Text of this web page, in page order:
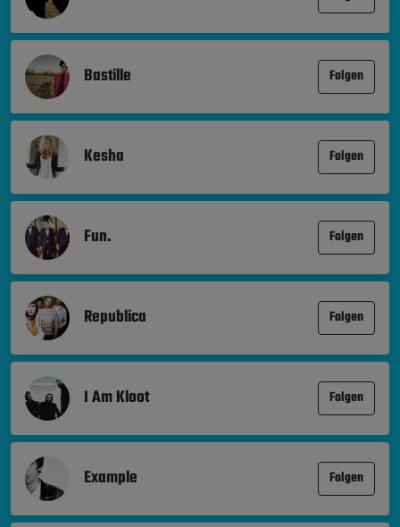
Bastille Folgen
Kesha Folgen
Fun. Folgen
Republica Folgen
I Am Kloot Folgen
Example Folgen